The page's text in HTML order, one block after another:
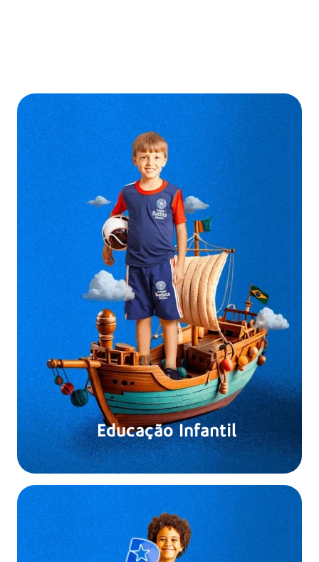
Educação Infantil